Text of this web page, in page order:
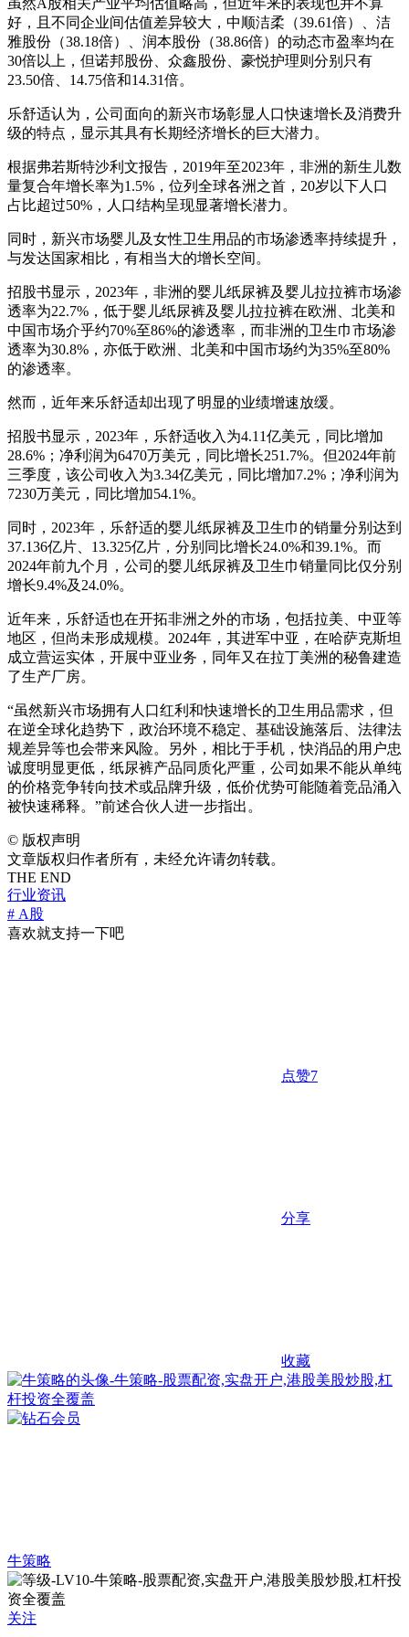
好，且不同企业间估值差异较大，中顺洁柔（39.61倍）、洁
雅股份（38.18倍）、润本股份（38.86倍）的动态市盈率均在
30倍以上，但诺邦股份、众鑫股份、豪悦护理则分别只有
23.50倍、14.75倍和14.31倍。
乐舒适认为，公司面向的新兴市场彰显人口快速增长及消费升
级的特点，显示其具有长期经济增长的巨大潜力。
根据弗若斯特沙利文报告，2019年至2023年，非洲的新生儿数
量复合年增长率为1.5%，位列全球各洲之首，20岁以下人口
占比超过50%，人口结构呈现显著增长潜力。
同时，新兴市场婴儿及女性卫生用品的市场渗透率持续提升，
与发达国家相比，有相当大的增长空间。
招股书显示，2023年，非洲的婴儿纸尿裤及婴儿拉拉裤市场渗
透率为22.7%，低于婴儿纸尿裤及婴儿拉拉裤在欧洲、北美和
中国市场介乎约70%至86%的渗透率，而非洲的卫生巾市场渗
透率为30.8%，亦低于欧洲、北美和中国市场约为35%至80%
的渗透率。
然而，近年来乐舒适却出现了明显的业绩增速放缓。
招股书显示，2023年，乐舒适收入为4.11亿美元，同比增加
28.6%；净利润为6470万美元，同比增长251.7%。但2024年前
三季度，该公司收入为3.34亿美元，同比增加7.2%；净利润为
7230万美元，同比增加54.1%。
同时，2023年，乐舒适的婴儿纸尿裤及卫生巾的销量分别达到
37.136亿片、13.325亿片，分别同比增长24.0%和39.1%。而
2024年前九个月，公司的婴儿纸尿裤及卫生巾销量同比仅分别
增长9.4%及24.0%。
近年来，乐舒适也在开拓非洲之外的市场，包括拉美、中亚等
地区，但尚未形成规模。2024年，其进军中亚，在哈萨克斯坦
成立营运实体，开展中亚业务，同年又在拉丁美洲的秘鲁建造
了生产厂房。
“虽然新兴市场拥有人口红利和快速增长的卫生用品需求，但
在逆全球化趋势下，政治环境不稳定、基础设施落后、法律法
规差异等也会带来风险。另外，相比于手机，快消品的用户忠
诚度明显更低，纸尿裤产品同质化严重，公司如果不能从单纯
的价格竞争转向技术或品牌升级，低价优势可能随着竞品涌入
被快速稀释。”前述合伙人进一步指出。
© 版权声明
文章版权归作者所有，未经允许请勿转载。
THE END
行业资讯
# A股
喜欢就支持一下吧
点赞7
分享
收藏
牛策略
关注